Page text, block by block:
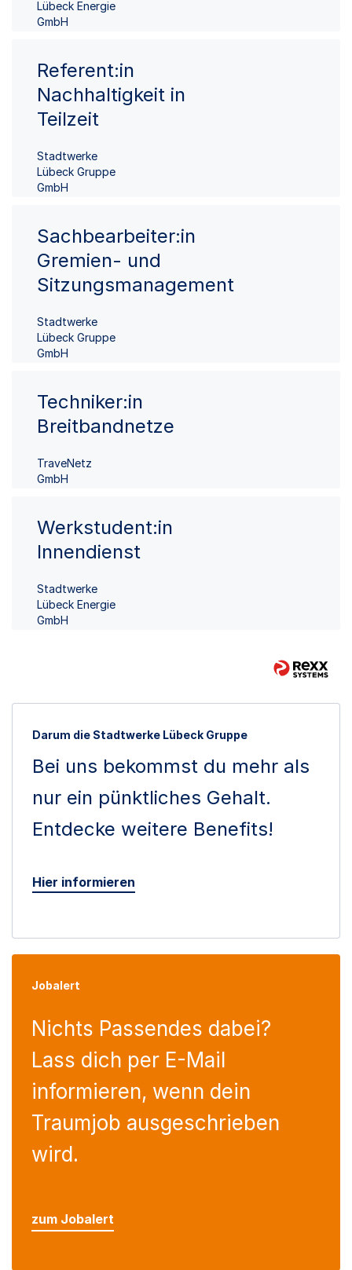
Lübeck Energie
GmbH
Referent:in
Nachhaltigkeit in
Teilzeit
Stadtwerke
Lübeck Gruppe
GmbH
Sachbearbeiter:in
Gremien- und
Sitzungsmanagement
Stadtwerke
Lübeck Gruppe
GmbH
Techniker:in
Breitbandnetze
TraveNetz
GmbH
Werkstudent:in
Innendienst
Stadtwerke
Lübeck Energie
GmbH
Darum die Stadtwerke Lübeck Gruppe
Bei uns bekommst du mehr als
nur ein pünktliches Gehalt.
Entdecke weitere Benefits!
Hier informieren
Jobalert
Nichts Passendes dabei?
Lass dich per E-Mail
informieren, wenn dein
Traumjob ausgeschrieben
wird.
zum Jobalert